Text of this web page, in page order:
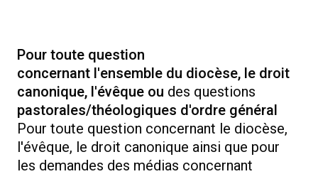
Pour toute question
concernant l'ensemble du diocèse, le droit
canonique, l'évêque ou des questions
pastorales/théologiques d'ordre général
Pour toute question concernant le diocèse,
l'évêque, le droit canonique ainsi que pour
les demandes des médias concernant